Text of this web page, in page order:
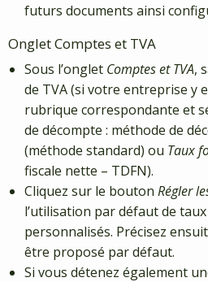
futurs documents ainsi
Onglet Comptes et TVA
Sous l’onglet Comptes et TVA,
de TVA (si votre entreprise y
rubrique correspondante et
de décompte : méthode de
(méthode standard) ou Taux
fiscale nette – TDFN).
Cliquez sur le bouton Régler
l’utilisation par défaut de
personnalisés. Précisez
être proposé par défaut.
Si vous détenez également